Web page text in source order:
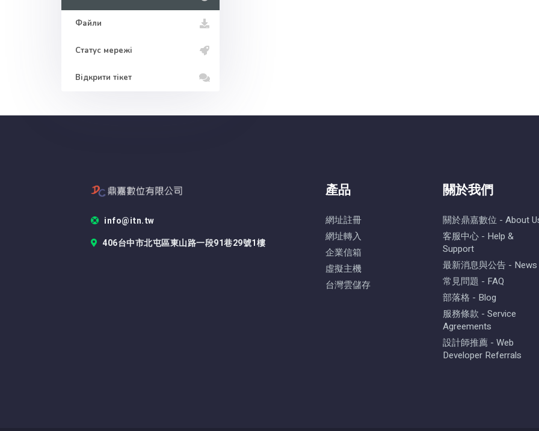
Файли
Статус мережі
Відкрити тікет
info@itn.tw
406台中市北屯區東山路一段91巷29號1樓
產品
網址註冊
網址轉入
企業信箱
虛擬主機
台灣雲儲存
關於我們
關於鼎嘉數位 - About
客服中心 - Help &
Support
最新消息與公告 - News
常見問題 - FAQ
部落格 - Blog
服務條款 - Service
Agreements
設計師推薦 - Web
Developer Referrals